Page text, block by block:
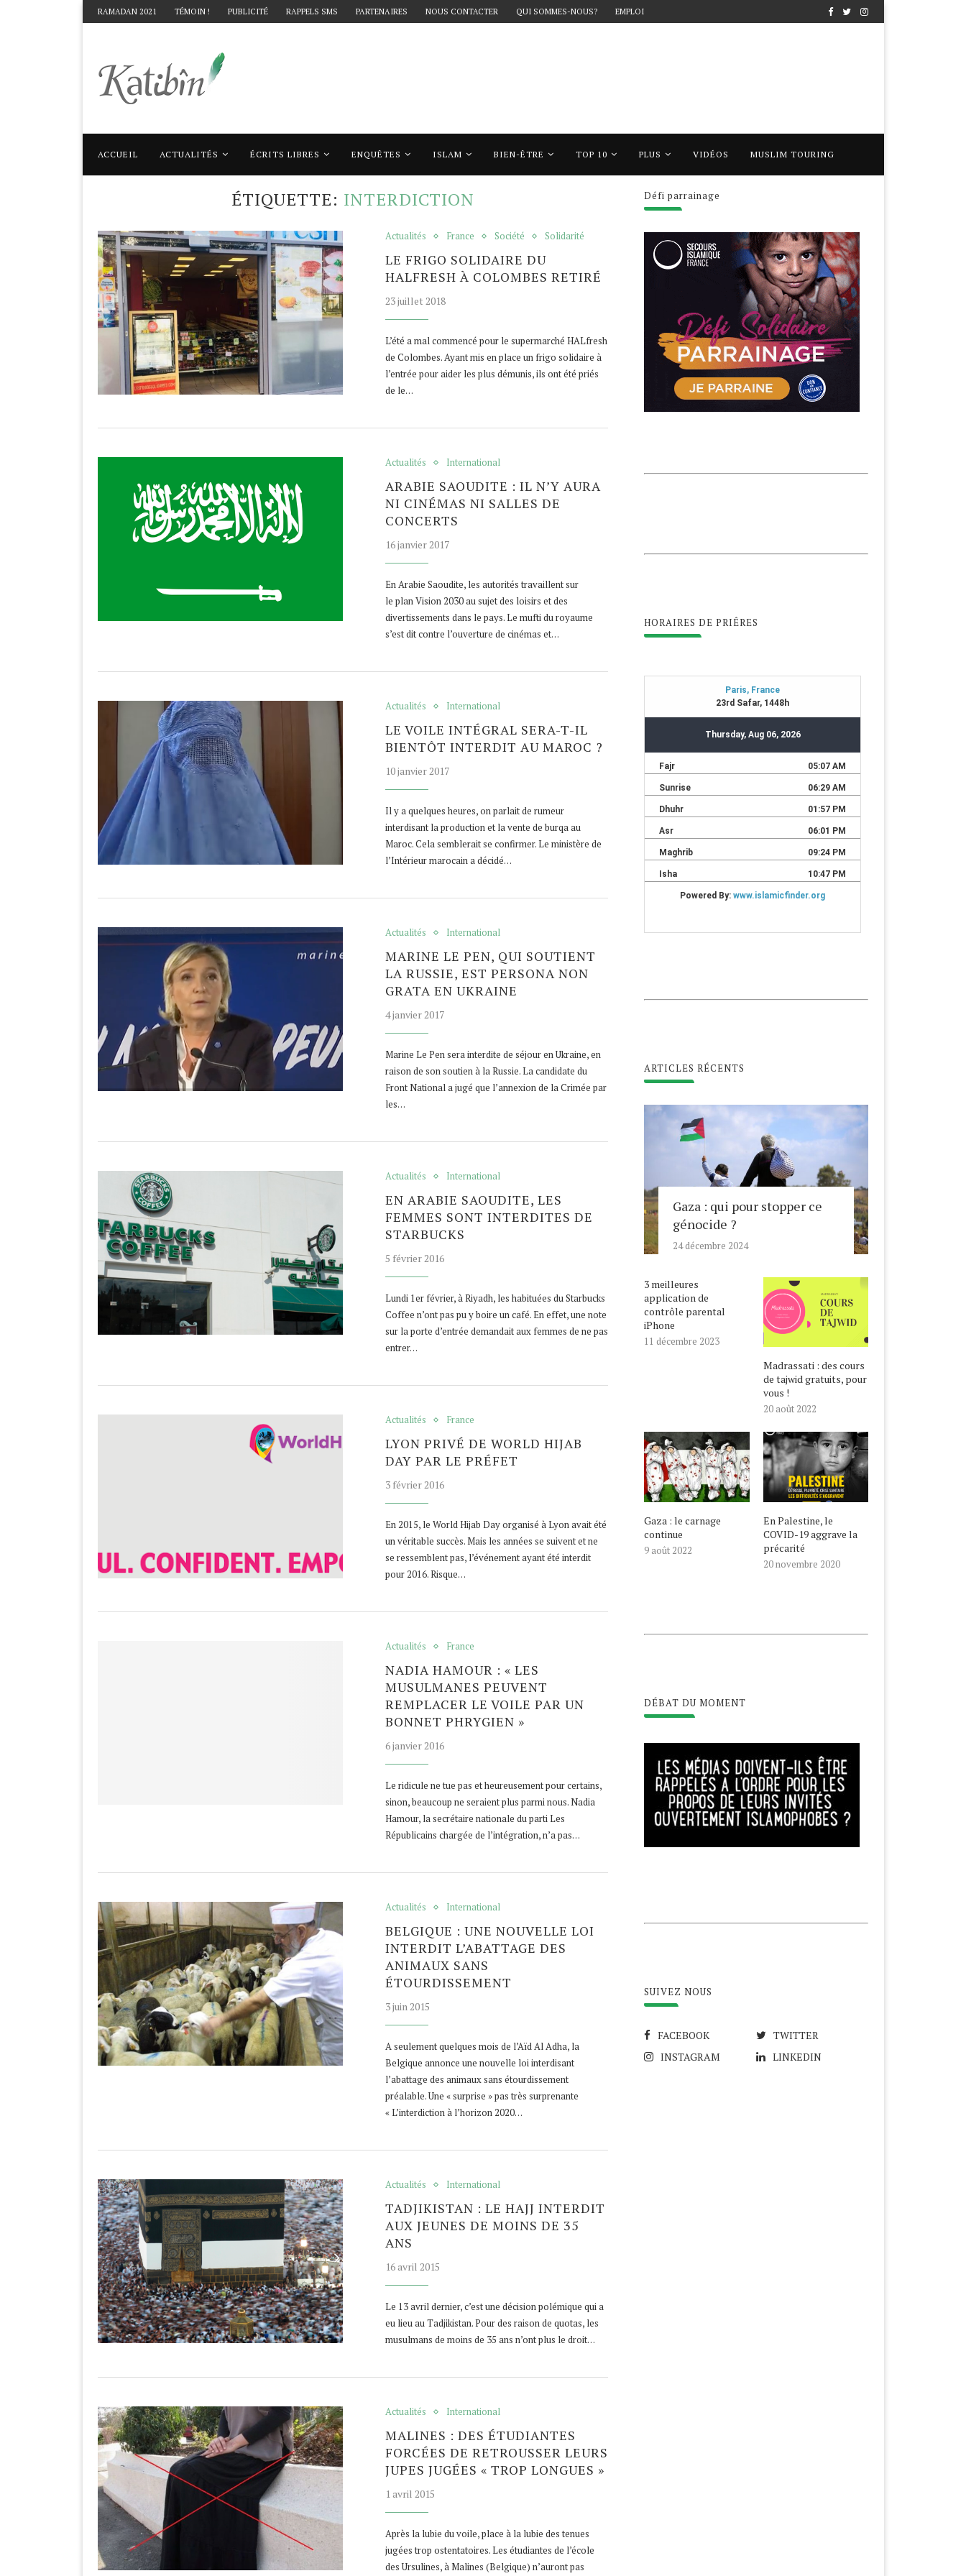
RAMADAN 2021 TÉMOIN ! PUBLICITÉ RAPPELS SMS PARTENAIRES NOUS CONTACTER QUI SOMMES-NOUS? EMPLOI
ACCUEIL ACTUALITÉS ÉCRITS LIBRES ENQUÊTES ISLAM BIEN-ÊTRE TOP 10 PLUS VIDÉOS MUSLIM TOURING
Accueil Mots clés Articles taggés avec "interdiction"
ÉTIQUETTE: INTERDICTION
Actualités France Société Solidarité
LE FRIGO SOLIDAIRE DU
HALFRESH À COLOMBES RETIRÉ
23 juillet 2018
L’été a mal commencé pour le supermarché HALfresh
de Colombes. Ayant mis en place un frigo solidaire à
l’entrée pour aider les plus démunis, ils ont été priés
de le…
Actualités International
ARABIE SAOUDITE : IL N’Y AURA
NI CINÉMAS NI SALLES DE
CONCERTS
16 janvier 2017
En Arabie Saoudite, les autorités travaillent sur
le plan Vision 2030 au sujet des loisirs et des
divertissements dans le pays. Le mufti du royaume
s’est dit contre l’ouverture de cinémas et…
Actualités International
LE VOILE INTÉGRAL SERA-T-IL
BIENTÔT INTERDIT AU MAROC ?
10 janvier 2017
Il y a quelques heures, on parlait de rumeur
interdisant la production et la vente de burqa au
Maroc. Cela semblerait se confirmer. Le ministère de
l’Intérieur marocain a décidé…
Actualités International
MARINE LE PEN, QUI SOUTIENT
LA RUSSIE, EST PERSONA NON
GRATA EN UKRAINE
4 janvier 2017
Marine Le Pen sera interdite de séjour en Ukraine, en
raison de son soutien à la Russie. La candidate du
Front National a jugé que l’annexion de la Crimée par
les…
Actualités International
EN ARABIE SAOUDITE, LES
FEMMES SONT INTERDITES DE
STARBUCKS
5 février 2016
Lundi 1er février, à Riyadh, les habituées du Starbucks
Coffee n’ont pas pu y boire un café. En effet, une note
sur la porte d’entrée demandait aux femmes de ne pas
entrer…
Actualités France
LYON PRIVÉ DE WORLD HIJAB
DAY PAR LE PRÉFET
3 février 2016
En 2015, le World Hijab Day organisé à Lyon avait été
un véritable succès. Mais les années se suivent et ne
se ressemblent pas, l’événement ayant été interdit
pour 2016. Risque…
Actualités France
NADIA HAMOUR : « LES
MUSULMANES PEUVENT
REMPLACER LE VOILE PAR UN
BONNET PHRYGIEN »
6 janvier 2016
Le ridicule ne tue pas et heureusement pour certains,
sinon, beaucoup ne seraient plus parmi nous. Nadia
Hamour, la secrétaire nationale du parti Les
Républicains chargée de l’intégration, n’a pas…
Actualités International
BELGIQUE : UNE NOUVELLE LOI
INTERDIT L’ABATTAGE DES
ANIMAUX SANS
ÉTOURDISSEMENT
3 juin 2015
A seulement quelques mois de l’Aïd Al Adha, la
Belgique annonce une nouvelle loi interdisant
l’abattage des animaux sans étourdissement
préalable. Une « surprise » pas très surprenante
« L’interdiction à l’horizon 2020…
Actualités International
TADJIKISTAN : LE HAJJ INTERDIT
AUX JEUNES DE MOINS DE 35
ANS
16 avril 2015
Le 13 avril dernier, c’est une décision polémique qui a
eu lieu au Tadjikistan. Pour des raison de quotas, les
musulmans de moins de 35 ans n’ont plus le droit…
Actualités International
MALINES : DES ÉTUDIANTES
FORCÉES DE RETROUSSER LEURS
JUPES JUGÉES « TROP LONGUES »
1 avril 2015
Après la lubie du voile, place à la lubie des tenues
jugées trop ostentatoires. Les étudiantes de l’école
des Ursulines, à Malines (Belgique) n’auront pas
Défi parrainage
HORAIRES DE PRIÊRES
ARTICLES RÉCENTS
Gaza : qui pour stopper ce
génocide ?
24 décembre 2024
3 meilleures
application de
contrôle parental
iPhone
11 décembre 2023
Madrassati : des cours
de tajwid gratuits, pour
vous !
20 août 2022
Gaza : le carnage
continue
9 août 2022
En Palestine, le
COVID-19 aggrave la
précarité
20 novembre 2020
DÉBAT DU MOMENT
SUIVEZ NOUS
FACEBOOK
TWITTER
INSTAGRAM
LINKEDIN